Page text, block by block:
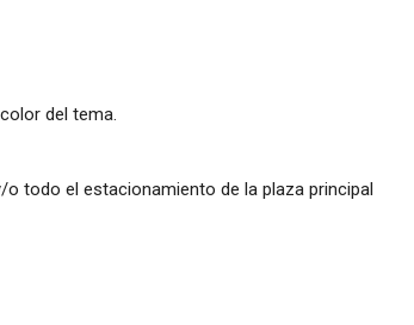
del tema.
todo el estacionamiento de la plaza principal